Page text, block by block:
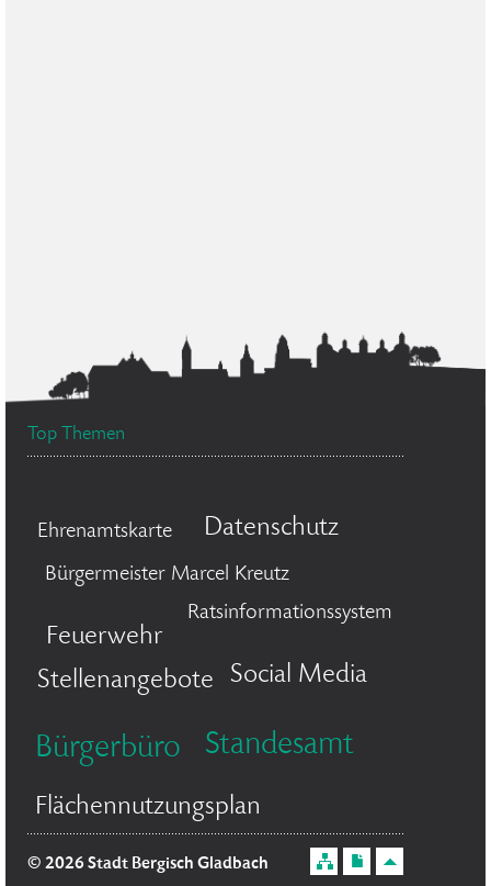
Top Themen
Ehrenamtskarte Datenschutz
Bürgermeister Marcel Kreutz
Feuerwehr
Ratsinformationssystem
Stellenangebote Social Media
Bürgerbüro Standesamt
Flächennutzungsplan
© 2026 Stadt Bergisch Gladbach